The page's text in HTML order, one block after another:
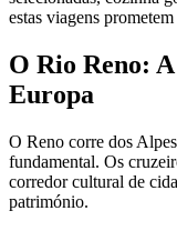
estas viagens
O Rio Reno:
Europa
O Reno corre dos
fundamental. Os
corredor cultural de
património.